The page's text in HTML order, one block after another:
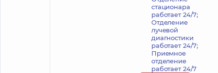
стационара
работает 24/7;
Отделение
лучевой
диагностики
работает 24/7;
Приемное
отделение
работает 24/7